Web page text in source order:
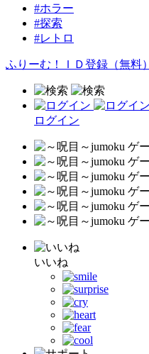
#ホラー
#探索
#レトロ
ふりーむ！ＩＤ登録（無料）
ログイン
いいね